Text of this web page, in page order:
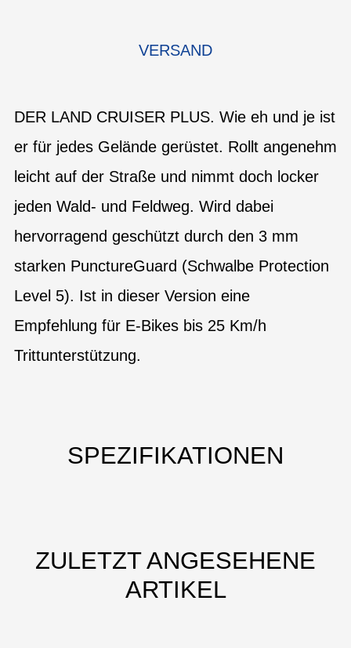
VERSAND
DER LAND CRUISER PLUS. Wie eh und je ist
er für jedes Gelände gerüstet. Rollt angenehm
leicht auf der Straße und nimmt doch locker
jeden Wald- und Feldweg. Wird dabei
hervorragend geschützt durch den 3 mm
starken PunctureGuard (Schwalbe Protection
Level 5). Ist in dieser Version eine
Empfehlung für E-Bikes bis 25 Km/h
Trittunterstützung.
SPEZIFIKATIONEN
ZULETZT ANGESEHENE
ARTIKEL